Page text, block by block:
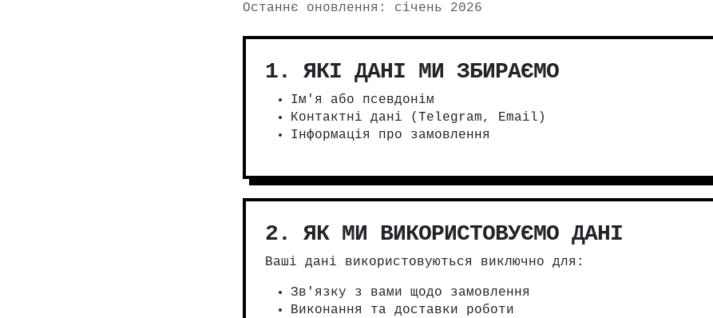
Останнє оновлення: січень 2026
1. ЯКІ ДАНІ МИ ЗБИРАЄМО
Ім'я або псевдонім
Контактні дані (Telegram, Email)
Інформація про замовлення
2. ЯК МИ ВИКОРИСТОВУЄМО ДАНІ
Ваші дані використовуються виключно для:
Зв'язку з вами щодо замовлення
Виконання та доставки роботи